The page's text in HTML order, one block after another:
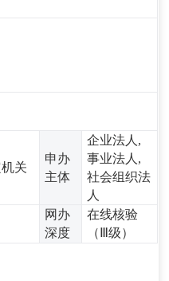
关
申办
主体
企业法人,
事业法人,
社会组织法
人
网办
深度
在线核验
（Ⅲ级）